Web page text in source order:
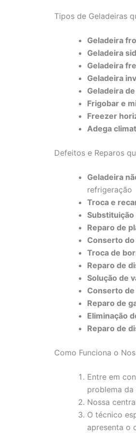
Tipos de Geladeiras
Geladeira
Geladeira
Geladeira
Geladeira
Geladeira
Frigobar e
Freezer
Adega
Defeitos e Reparos
Geladeira
refrigeração
Troca e
Reparo de
Conserto
Troca de
Reparo de
Solução de
Conserto
Reparo de
Eliminação
Reparo de
Como Funciona o
Entre em
problema da
Nossa
O técnico
apresenta o